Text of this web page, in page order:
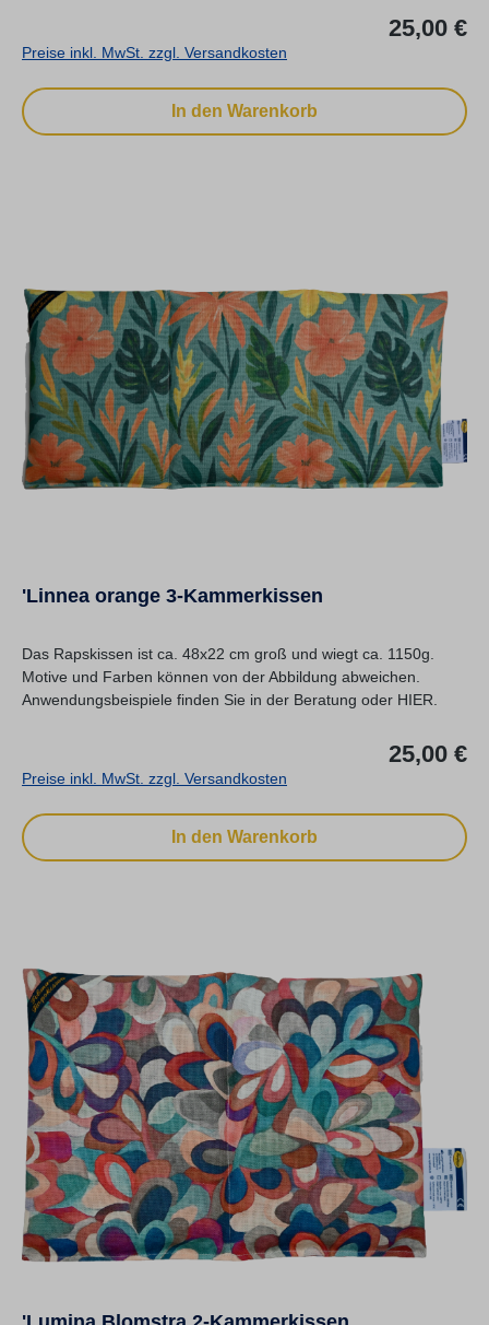
25,00 €
Preise inkl. MwSt. zzgl. Versandkosten
In den Warenkorb
'Linnea orange 3-Kammerkissen
Das Rapskissen ist ca. 48x22 cm groß und wiegt ca. 1150g.
Motive und Farben können von der Abbildung abweichen.
Anwendungsbeispiele finden Sie in der Beratung oder HIER.
25,00 €
Preise inkl. MwSt. zzgl. Versandkosten
In den Warenkorb